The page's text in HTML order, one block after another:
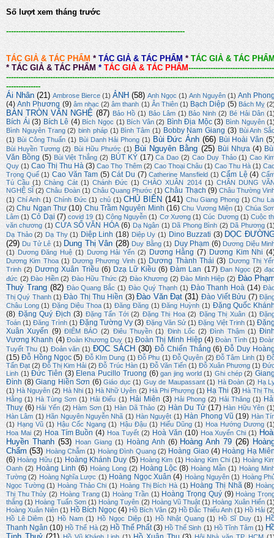
Số lượt xem tháng trước
-------------------------------------------------------------------------
TÁC GIẢ & TÁC PHẨM * TÁC GIẢ & TÁC PHẨM * TÁC GIẢ & TÁC
* TÁC GIẢ & TÁC PHẨM * TÁC GIẢ & TÁC PHẨM-----------------------------------
--------------
Ái Nhân (21) Ambrose Bierce (1) ẢNH (58) Anh Ngọc (1) Anh Nguyên (1) Anh
(4) Anh Phương (9) âm nhạc (2) âm thanh (1) Ân Thiên (1) Bạch Diệp (5) Bách Mỵ
BÀN TRÒN VĂN NGHỆ (87) Bảo Hồ (1) Bảo Lâm (1) Bảo Ninh (2) Bé Hải Dân
Bích Ái (3) Bích Lê (4) Bích Ngọc (1) Bích Vân (2) Bình Địa Mộc (3) Bình Nguyên
Bình Nguyên Trang (2) binh pháp (1) Bình Tâm (1) Bobby Nam Giang (3) Bùi Anh
(1) Bùi Công Thuấn (1) Bùi Danh Hải Phong (1) Bùi Đức Ánh (66) Bùi Hoài Vân
Bùi Huyền Tương (2) Bùi Hữu Phước (1) Bùi Nguyên Bằng (25) Bùi Nhựa (4)
Văn Bồng (5) Bùi Việt Thắng (2) BÚT KÝ (17) Ca Dao (2) Cao Duy Thảo (1) Cao
Quy (1) Cao Thị Thu Hà (3) Cao Thọ Thêm (2) Cao Thoại Châu (1) Cao Thu Hà (1)
Trọng Quế (1) Cao Văn Tam (5) Cát Du (7) Catherine Mansfield (1) Cẩm Lệ (4)
Tú Cầu (1) Chàng Cát (1) Chánh Đức (1) CHÀO XUÂN 2014 (1) CHÂN DUNG
NGHỆ SĨ (2) Châu Đoàn (1) Châu Quang Phước (1) Châu Thạch (9) Châu Thường
(1) Chí Anh (1) Chính Đức (1) chủ (1) CHỦ BIÊN (141) Chu Giang Phong (1) Chu
(2) Chu Ngạn Thư (10) Chu Trầm Nguyên Minh (16) Chu Vương Miện (1) Chúa
Lâm (1) Cỏ Dại (7) covid 19 (1) Công Nguyễn (1) Cơ Xương (1) Cúc Dương (1) Cuộc
văn chương (1) CỬA SỔ VĂN HÓA (6) Dạ Ngân (1) Dã Phong Bình (2) Dã Phương
Dạ Thảo (2) Dạ Thy (1) Diệp Linh (18) Diệp Uy (1) Dino Buzzati (3) DỌC
(29) Du Tử Lê (1) Dung Thị Vân (28) Duy Bằng (1) Duy Phạm (6) Dương Diệu
(1)
Dương Đăng Huệ (1) Dương Hải Yến (2) Dương Hằng (7) Dương Kim Nhi
Dương Kim Thoa (1) Dương Phương Vinh (1) Dương Thành Thái (3) Dương Thị
Trinh (2) Dương Xuân Triều (6) Dzạ Lữ Kiều (6) Đàm Lan (17) Đan Ngọc (2)
đức (2) Đào Hiền (2) Đào Hữu Thức (2) Đào Khương (2) Đào Minh Hiệp (2) Đào
Thuỳ Trang (82) Đào Quang Bắc (1) Đào Quý Thạnh (1) Đào Thanh Hoà (14)
Thị Quý Thanh (1) Đào Thị Thu Hiền (3) Đào Văn Đạt (31) Đào Viết Bửu (7)
Châu Long (1) Đặng Diệu Thoa (1) Đăng Đăng (1) Đăng Huỳnh (1) Đặng Quốc
(8) Đặng Quý Địch (3) Đặng Tấn Tới (2) Đặng Thị Hoa (2) Đặng Thị Xuân (1)
Toán (1) Đăng Trình (1) Đặng Tường Vy (3) Đặng Văn Sử (1) Đặng Việt Trinh (1)
Xuân Xuyến (9) ĐIỂM BÁO (2) Điêu Thuyền (1) Đinh Lốc (2) Đình Thậm (1)
Vương Khanh (4) Đoàn Khương Duy (1) Đoàn Thị Minh Hiệp (4) Đoàn Tình (1)
Tuyết Thu (1) Đoản văn (1) ĐỌC SÁCH (30) Đỗ Chiến Thắng (6) Đỗ Duy
(15) Đỗ Hồng Ngọc (5) Đỗ KIm Dung (1) Đỗ Phu (1) Đỗ Quyên (2) Đỗ Tâm Linh (1)
Tấn Đạt (2) Đỗ Thị Kim Hải (2) Đỗ Trúc Hàn (1) Đỗ Văn Tiến (1) Đỗ Xuân Phương (1)
Linh (1) Đức Tiên (3) Elena Pucillo Truong (6) gan jing world (1) Ghi chép (2)
Đình (8) Giang Hiền Sơn (6) Giáo dục (1) Guy de Maupassant (1) Hà Đoàn (2) Hạ
(1) Hà Nguyên (2) Hà Nhi (1) Hà Nhữ Uyên (2) Hà Phi Phượng (1) Hạ Thi (3) Hà Thị
Hằng (1) Hà Tùng Sơn (1) Hải Điểu (1) Hải Miên (3) Hải Phong (2) Hải Thăng (1)
Thuỵ (6) Hải Yến (2) Hàm Sơn (1) Hàn Dã Thảo (2) Hàn Du Tử (17) Hàn Hữu Yên
Hàn Lâm (1) Hãn Nguyên Nguyễn Nhã (1) Hàn Nguyệt (1) Hàn Phong Vũ (19) Hàn
(1) Hạng Vũ (1) Hậu Cốc Ngang (1) Hậu Đậu (1) Hiếu Dũng (1) Hoa Hướng Dương
Hoa Mai (2) Hoa Tím Buồn (4) Hoa Tuyết (2) Hoà Văn (10) Hoa Xuyến Chi (1)
Huyền Thanh (53) Hoan Giang (1) Hoàng Anh (6) Hoàng Anh 79 (26)
Chẩm (53) Hoàng Chẫm (1) Hoàng Đình Quang (2) Hoàng Giao (4) Hoàng Hạ
(6) Hoàng Hữu (1) Hoàng Khánh Duy (5) Hoàng Kim (1) Hoàng Kim Chi (1) Hoàng
Oanh (2) Hoàng Linh (6) Hoàng Long (2) Hoàng Lộc (8) Hoàng Mẫn (1) Hoàng
Tường (2) Hoàng Nghĩa Lược (1) Hoàng Ngọc Xuân (4) Hoàng Nguyên (1) Hoàng
Ngọc Tường (1) Hoàng Thảo Chi (1) Hoàng Thị Bích Hà (1) Hoàng Thị Nhã (8)
Thị Thu Thủy (2) Hoàng Trang (1) Hoàng Trần (1) Hoàng Trọng Quý (9) Hoàng
thắng (1) Hoàng Tuấn Sơn (1) Hoàng Tuyên (2) Hoàng Vũ Thuật (1) Hoàng Xuân Hiến
Hoàng Xuân Niên (1) Hồ Bích Ngọc (4) Hồ Bích Vân (2) Hồ Đắc Thiếu Anh (1) Hồ Hải
Hồ Lê Diêm (1) Hồ Nam (1) Hồ Ngọc Diệp (1) Hồ Nhật Quang (1) Hồ Sĩ Duy (1)
Thanh Ngân (10) Hồ Thế Hà (2) Hồ Thế Phất (3) Hồ Thế Sinh (1) Hồ Tĩnh Tâm (1)